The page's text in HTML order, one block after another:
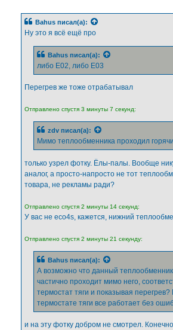
Bahus писал(а):
Ну это я всё ещё про
Bahus писал(а):
либо Е02, либо Е03
Перегрев же тоже отрабатывал
Отправлено спустя 3 минуты 7 секунд:
zdv писал(а):
Мимо теплообменника проходил
только узрел фотку. Ёлы-палы. Вообще
аналог, а просто-напросто не тот
товара, не рекламы ради?
Отправлено спустя 2 минуты 14 секунд:
У вас не eco4s, кажется, нижний
Отправлено спустя 2 минуты 21 секунду:
Bahus писал(а):
А возможно что данный теплообменник
частично проходит мимо него,
термостат тяги и показывая
термостате тяги все работает без
и на эту фотку добром не смотрел.